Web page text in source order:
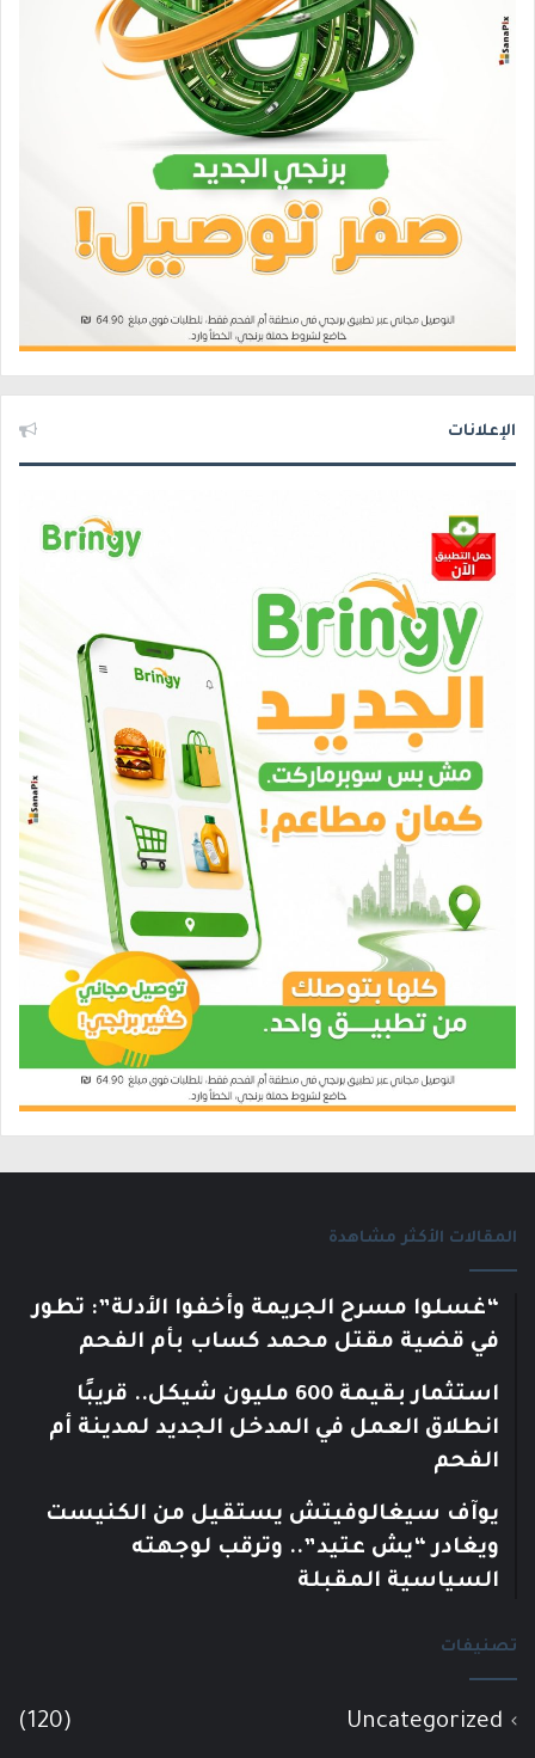
الإعلانات
المقالات الأكثر مشاهدة
“غسلوا مسرح الجريمة وأخفوا الأدلة”: تطور
في قضية مقتل محمد كساب بأم الفحم
استثمار بقيمة 600 مليون شيكل.. قريبًا
انطلاق العمل في المدخل الجديد لمدينة أم
الفحم
يوآف سيغالوفيتش يستقيل من الكنيست
ويغادر “يش عتيد”.. وترقب لوجهته
السياسية المقبلة
تصنيفات
Uncategorized
(120)